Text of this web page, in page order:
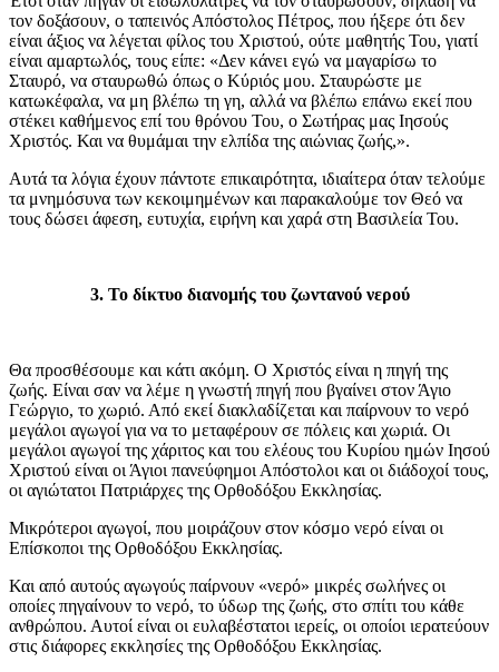
τον δοξάσουν, ο ταπεινός Απόστολος Πέτρος, που ήξερε ότι δεν
είναι άξιος να λέγεται φίλος του Χριστού, ούτε μαθητής Του, γιατί
είναι αμαρτωλός, τους είπε: «Δεν κάνει εγώ να μαγαρίσω το
Σταυρό, να σταυρωθώ όπως ο Κύριός μου. Σταυρώστε με
κατωκέφαλα, να μη βλέπω τη γη, αλλά να βλέπω επάνω εκεί που
στέκει καθήμενος επί του θρόνου Του, ο Σωτήρας μας Ιησούς
Χριστός. Και να θυμάμαι την ελπίδα της αιώνιας ζωής,».
Αυτά τα λόγια έχουν πάντοτε επικαιρότητα, ιδιαίτερα όταν τελούμε
τα μνημόσυνα των κεκοιμημένων και παρακαλούμε τον Θεό να
τους δώσει άφεση, ευτυχία, ειρήνη και χαρά στη Βασιλεία Του.
3. Το δίκτυο διανομής του ζωντανού νερού
Θα προσθέσουμε και κάτι ακόμη. Ο Χριστός είναι η πηγή της
ζωής. Είναι σαν να λέμε η γνωστή πηγή που βγαίνει στον Άγιο
Γεώργιο, το χωριό. Από εκεί διακλαδίζεται και παίρνουν το νερό
μεγάλοι αγωγοί για να το μεταφέρουν σε πόλεις και χωριά. Οι
μεγάλοι αγωγοί της χάριτος και του ελέους του Κυρίου ημών Ιησού
Χριστού είναι οι Άγιοι πανεύφημοι Απόστολοι και οι διάδοχοί τους,
οι αγιώτατοι Πατριάρχες της Ορθοδόξου Εκκλησίας.
Μικρότεροι αγωγοί, που μοιράζουν στον κόσμο νερό είναι οι
Επίσκοποι της Ορθοδόξου Εκκλησίας.
Και από αυτούς αγωγούς παίρνουν «νερό» μικρές σωλήνες οι
οποίες πηγαίνουν το νερό, το ύδωρ της ζωής, στο σπίτι του κάθε
ανθρώπου. Αυτοί είναι οι ευλαβέστατοι ιερείς, οι οποίοι ιερατεύουν
στις διάφορες εκκλησίες της Ορθοδόξου Εκκλησίας.